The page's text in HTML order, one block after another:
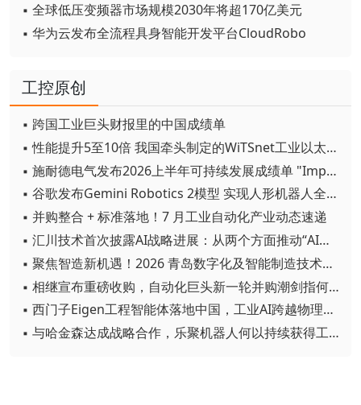
▪ 全球低压变频器市场规模2030年将超170亿美元
▪ 华为云发布全流程具身智能开发平台CloudRobo
工控原创
▪ 跨国工业巨头财报里的中国成绩单
▪ 性能提升5至10倍 我国牵头制定的WiTSnet工业以太网国际标准正式发布
▪ 施耐德电气发布2026上半年可持续发展成绩单 "Impact 2030"路线图开局稳健
▪ 谷歌发布Gemini Robotics 2模型 实现人形机器人全身智能控制突破
▪ 并购整合 + 标准落地！7 月工业自动化产业动态速递
▪ 汇川技术首次披露AI战略进展：从两个方面推动“AI业务化”落地
▪ 聚焦智造新机遇！2026 青岛数字化及智能制造技术论坛圆满落幕
▪ 相继宣布重磅收购，自动化巨头新一轮并购潮剑指何方？
▪ 西门子Eigen工程智能体落地中国，工业AI跨越物理世界“确定性”拐点
▪ 与哈金森达成战略合作，乐聚机器人何以持续获得工业巨头青睐？